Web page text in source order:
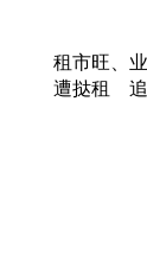
租市旺、
遭挞租 追